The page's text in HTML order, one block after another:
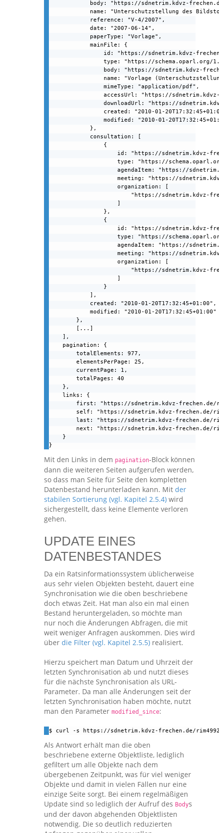
body: "https://sdnetrim.kdvz-
name: "Unterschutzstellung des
            reference: "V-4/2007",
            date: "2007-06-14",
            paperType: "Vorlage",
            mainFile: {
id: "https://sdnetrim.kdvz-
type: "https://schema.oparl.org/
body: "https://sdnetrim.kdvz-
name: "Vorlage
                mimeType: "application/pdf",
accessUrl: "https://
downloadUrl: "https://
created: "2010-01-
modified: "2010-01-
            },
            consultation: [
                {
id: "https://sdnetrim.kdvz-
type: "https://
agendaItem: "https://
meeting: "https://
                    organization: [
"https://sdnetrim.kdvz-
                    ]
                },
                {
id: "https://sdnetrim.kdvz-
type: "https://
agendaItem: "https://
meeting: "https://
                    organization: [
"https://sdnetrim.kdvz-
                    ]
                }
            ],
            created: "2010-01-20T17:32:45+01:00",
            modified: "2010-01-20T17:32:45+01:00"
        },
        [...]
    ],
    pagination: {
        totalElements: 977,
        elementsPerPage: 25,
        currentPage: 1,
        totalPages: 40
    },
    links: {
first: "https://sdnetrim.kdvz-
self: "https://sdnetrim.kdvz-frechen.de/
last: "https://sdnetrim.kdvz-frechen.de/
next: "https://sdnetrim.kdvz-frechen.de/
    }
}
Mit den Links in dem pagination-Block können
dann die weiteren Seiten aufgerufen werden,
so dass man Seite für Seite den kompletten
Datenbestand herunterladen kann. Mit der
stabilen Sortierung (vgl. Kapitel 2.5.4) wird
sichergestellt, dass keine Elemente verloren
gehen.
UPDATE EINES
DATENBESTANDES
Da ein Ratsinformationssystem üblicherweise
aus sehr vielen Objekten besteht, dauert eine
Synchronisation wie die oben beschriebene
doch etwas Zeit. Hat man also ein mal einen
Bestand heruntergeladen, so möchte man
nur noch die Änderungen Abfragen, die mit
weit weniger Anfragen auskommen. Dies wird
über die Filter (vgl. Kapitel 2.5.5) realisiert.
Hierzu speichert man Datum und Uhrzeit der
letzten Synchronisation ab und nutzt dieses
für die nächste Synchronisation als URL-
Parameter. Da man alle Änderungen seit der
letzten Synchronisation haben möchte, nutzt
man den Parameter modified_since:
$ curl -s https://sdnetrim.kdvz-frechen.de/rim4992/
Als Antwort erhält man die oben
beschriebene externe Objektliste, lediglich
gefiltert um alle Objekte nach dem
übergebenen Zeitpunkt, was für viel weniger
Objekte und damit in vielen Fällen nur eine
einzige Seite sorgt. Bei einem regelmäßigen
Update sind so lediglich der Aufruf des Bodys
und der davon abgehenden Objektlisten
notwendig. Die so deutlich reduzierten